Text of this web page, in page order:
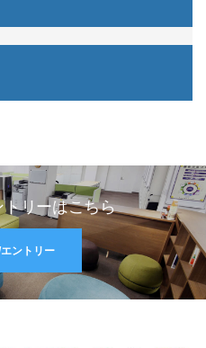
リーはこちら
ントリー